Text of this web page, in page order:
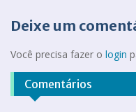
Deixe um
Você precisa fazer o login
Comentários